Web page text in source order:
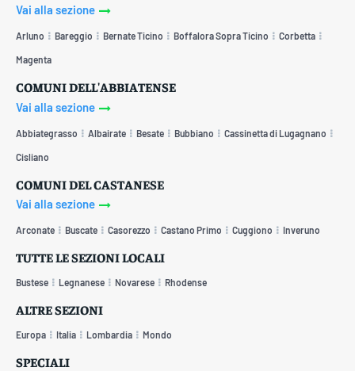
Vai alla sezione
Arluno Bareggio Bernate Ticino Boffalora Sopra Ticino Corbetta
Magenta
COMUNI DELL'ABBIATENSE
Vai alla sezione
Abbiategrasso Albairate Besate Bubbiano Cassinetta di Lugagnano
Cisliano
COMUNI DEL CASTANESE
Vai alla sezione
Arconate Buscate Casorezzo Castano Primo Cuggiono Inveruno
TUTTE LE SEZIONI LOCALI
Bustese Legnanese Novarese Rhodense
ALTRE SEZIONI
Europa Italia Lombardia Mondo
SPECIALI